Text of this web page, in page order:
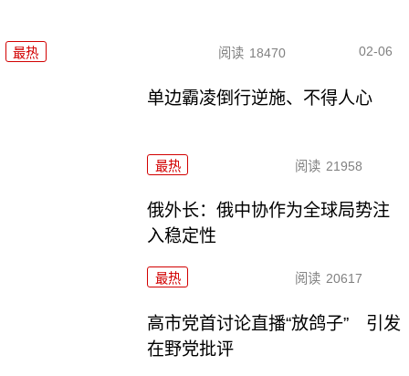
最热 阅读 18470 02-06
单边霸凌倒行逆施、不得人心
最热 阅读 21958
俄外长：俄中协作为全球局势注
入稳定性
最热 阅读 20617
高市党首讨论直播“放鸽子” 引发
在野党批评